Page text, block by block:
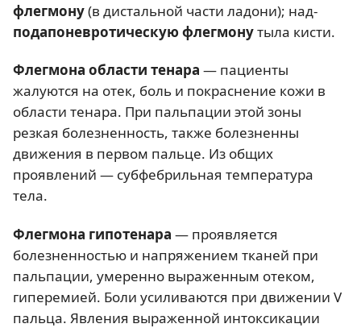
флегмону(в дистальной части ладони); над-
подапоневротическую флегмонутыла кисти.
Флегмона области тенара — пациенты
жалуются на отек, боль и покраснение кожи в
области тенара. При пальпации этой зоны
резкая болезненность, также болезненны
движения в первом пальце. Из общих
проявлений — субфебрильная температура
тела.
Флегмона гипотенара — проявляется
болезненностью и напряжением тканей при
пальпации, умеренно выраженным отеком,
гиперемией. Боли усиливаются при движении V
пальца. Явления выраженной интоксикации